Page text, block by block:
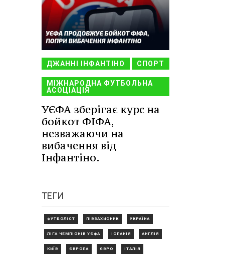
ДЖАННІ ІНФАНТІНО СПОРТ
МІЖНАРОДНА ФУТБОЛЬНА
АСОЦІАЦІЯ
УЄФА зберігає курс на
бойкот ФІФА,
незважаючи на
вибачення від
Інфантіно.
ТЕГИ
ФУТБОЛІСТ ПІВЗАХИСНИК УКРАЇНА
ЛІГА ЧЕМПІОНІВ УЄФА ІСПАНІЯ АНГЛІЯ
КИЇВ ЄВРОПА ЄВРО ІТАЛІЯ